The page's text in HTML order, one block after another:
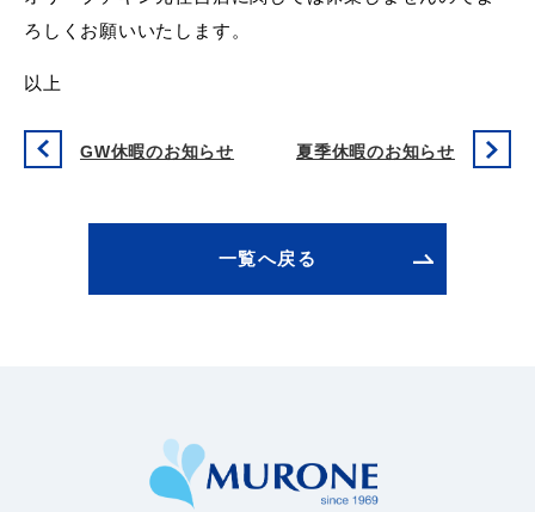
ろしくお願いいたします。
以上
GW休暇のお知らせ 夏季休暇のお知らせ
一覧へ戻る